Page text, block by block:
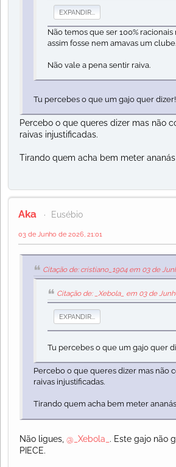
EXPANDIR...
Não temos que ser 100%
assim fosse nem amavas um clube.
Não vale a pena sentir raiva.
Tu percebes o que um gajo quer dizer!
Percebo o que queres dizer mas não
raivas injustificadas.
Tirando quem acha bem meter ananás
Aka Eusébio
03 de Junho de 2026, 21:01
Citação de: cristiano_1904 em 03 de
Citação de: _Xebola_ em 03 de
EXPANDIR...
Tu percebes o que um gajo quer
Percebo o que queres dizer mas não
raivas injustificadas.
Tirando quem acha bem meter
Não ligues, @_Xebola_ . Este gajo não
PIECE.